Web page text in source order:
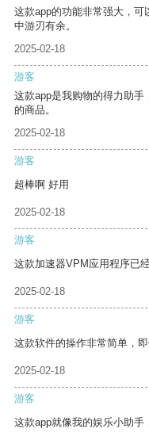
这款app的功能非常强大，
中游刃有余。
2025-02-18
游客
这款app是我购物的得力助
的商品。
2025-02-18
游客
超棒啊 好用
2025-02-18
游客
这款加速器VPM应用程序已
2025-02-18
游客
这款软件的操作非常简单，
2025-02-18
游客
这款app就像我的娱乐小助手